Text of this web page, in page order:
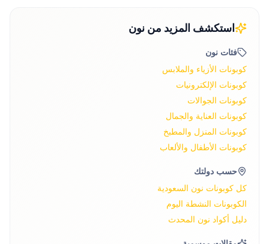
استكشف المزيد من نون
فئات نون
كوبونات الأزياء والملابس
كوبونات الإلكترونيات
كوبونات الجوالات
كوبونات العناية والجمال
كوبونات المنزل والمطبخ
كوبونات الأطفال والألعاب
حسب دولتك
كل كوبونات نون السعودية
الكوبونات النشطة اليوم
دليل أكواد نون المحدث